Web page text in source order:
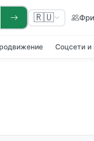
🇷🇺
Соцсети